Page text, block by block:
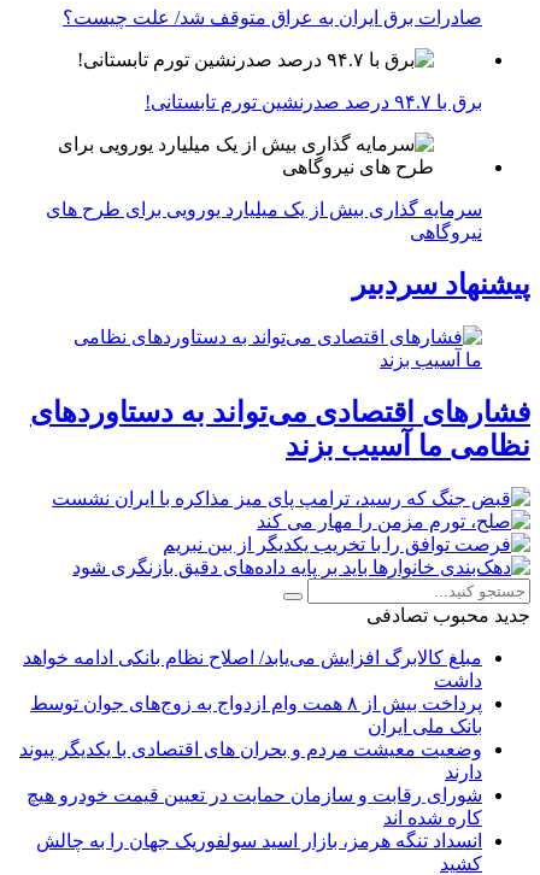
صادرات برق ایران به عراق متوقف شد/ علت چیست؟
برق با ۹۴.۷ درصد صدرنشین تورم تابستانی!
سرمایه گذاری بیش از یک میلیارد یورویی برای طرح های
نیروگاهی
پیشنهاد سردبیر
فشارهای اقتصادی می‌تواند به دستاوردهای
نظامی ما آسیب بزند
جدید محبوب تصادفی
مبلغ کالابرگ افزایش می‌یابد/ اصلاح نظام بانکی ادامه خواهد
داشت
پرداخت بیش از ۸ همت وام ازدواج به زوج‌های جوان توسط
بانک ملی ایران
وضعیت معیشت مردم و بحران های اقتصادی با یکدیگر پیوند
دارند
شورای رقابت و سازمان حمایت در تعیین قیمت خودرو هیچ
کاره شده اند
انسداد تنگه هرمز، بازار اسید سولفوریک جهان را به چالش
کشید